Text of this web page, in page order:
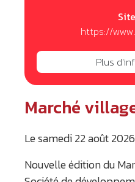
https://
Plus
Marché
Le samedi 22 août
Nouvelle édition du